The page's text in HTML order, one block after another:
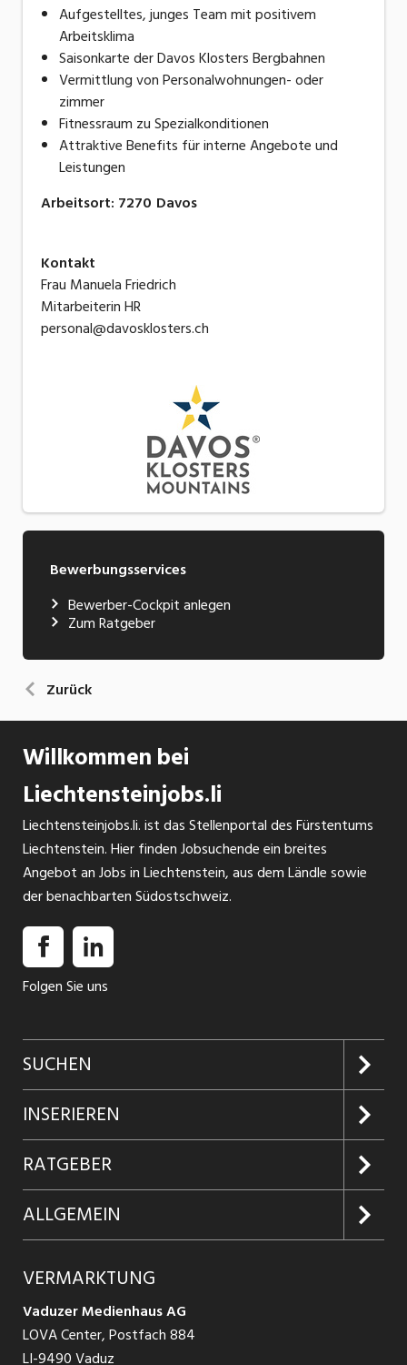
Aufgestelltes, junges Team mit positivem
Arbeitsklima
Saisonkarte der Davos Klosters Bergbahnen
Vermittlung von Personalwohnungen- oder
zimmer
Fitnessraum zu Spezialkonditionen
Attraktive Benefits für interne Angebote und
Leistungen
Arbeitsort: 7270 Davos
Kontakt
Frau Manuela Friedrich
Mitarbeiterin HR
personal@davosklosters.ch
Bewerbungsservices
Bewerber-Cockpit anlegen
Zum Ratgeber
Zurück
Willkommen bei
Liechtensteinjobs.li
Liechtensteinjobs.li. ist das Stellenportal des Fürstentums
Liechtenstein. Hier finden Jobsuchende ein breites
Angebot an Jobs in Liechtenstein, aus dem Ländle sowie
der benachbarten Südostschweiz.
Folgen Sie uns
SUCHEN
Jobs suchen
Jobabo
Firmen entdecken
Jobs in Graubünden
Jobs in St. Gallen
Jobs in Glarus
INSERIEREN
Kundenlogin
Inserieren
Produkte
Schnittstelle
RATGEBER
Glossar
Ratgeber Bewerbung / Rekrutierung
ALLGEMEIN
AGB
Datenschutzbestimmungen
VERMARKTUNG
Vaduzer Medienhaus AG
LOVA Center, Postfach 884
LI-9490 Vaduz